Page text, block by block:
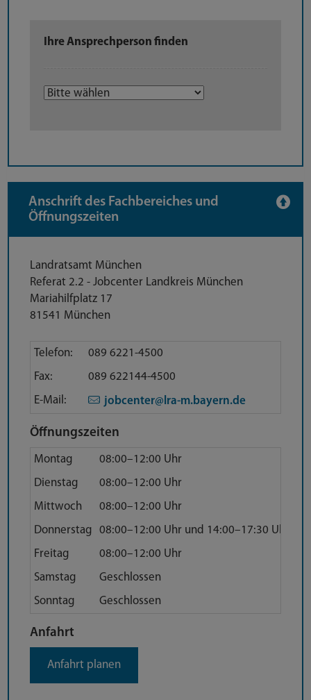
Ihre Ansprechperson finden
Anschrift des Fachbereiches und
Öffnungszeiten
Anschrift
Landratsamt München
Referat 2.2 - Jobcenter Landkreis München
Mariahilfplatz 17
81541 München
Direktkontakt
Telefon:
089 6221-4500
Fax:
089 622144-4500
E-Mail:
jobcenter@lra-m.bayern.de
Öffnungszeiten
Montag
08:00–12:00 Uhr
Dienstag
08:00–12:00 Uhr
Mittwoch
08:00–12:00 Uhr
Donnerstag
08:00–12:00 Uhr und 14:00–17:30 Uhr
Freitag
08:00–12:00 Uhr
Samstag
Geschlossen
Sonntag
Geschlossen
Anfahrt
Anfahrt
Anfahrt planen